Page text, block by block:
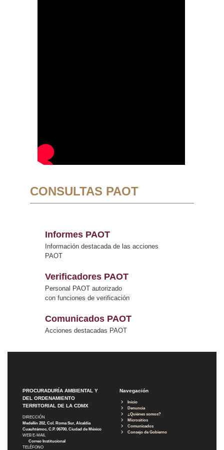
CONSULTAS PAOT
Informes PAOT
Información destacada de las acciones
PAOT
Verificadores PAOT
Personal PAOT autorizado
con funciones de verificación
Comunicados PAOT
Acciones destacadas PAOT
PROCURADURÍA AMBIENTAL Y
DEL ORDENAMIENTO
TERRITORIAL DE LA CDMX
DIRECCIÓN
Medellín 202, Col. Roma Sur, Alcaldía
Cuauhtémoc, C.P. 06700, Ciudad de México
WEB E-MAIL
Correo Institucional
TELÉFONO
Navegación
Inicio
Denuncia
¿Quiénes somos?
Micrositios
Comunicados
Consejo de Gobierno